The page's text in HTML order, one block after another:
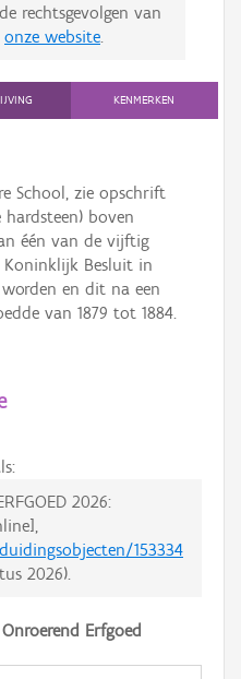
rechtsgevolgen van
onze website
KENMERKEN
School, zie opschrift
boven
één van de vijftig
Koninklijk Besluit in
en dit na een
van 1879 tot 1884.
2026:
153334
2026).
Erfgoed